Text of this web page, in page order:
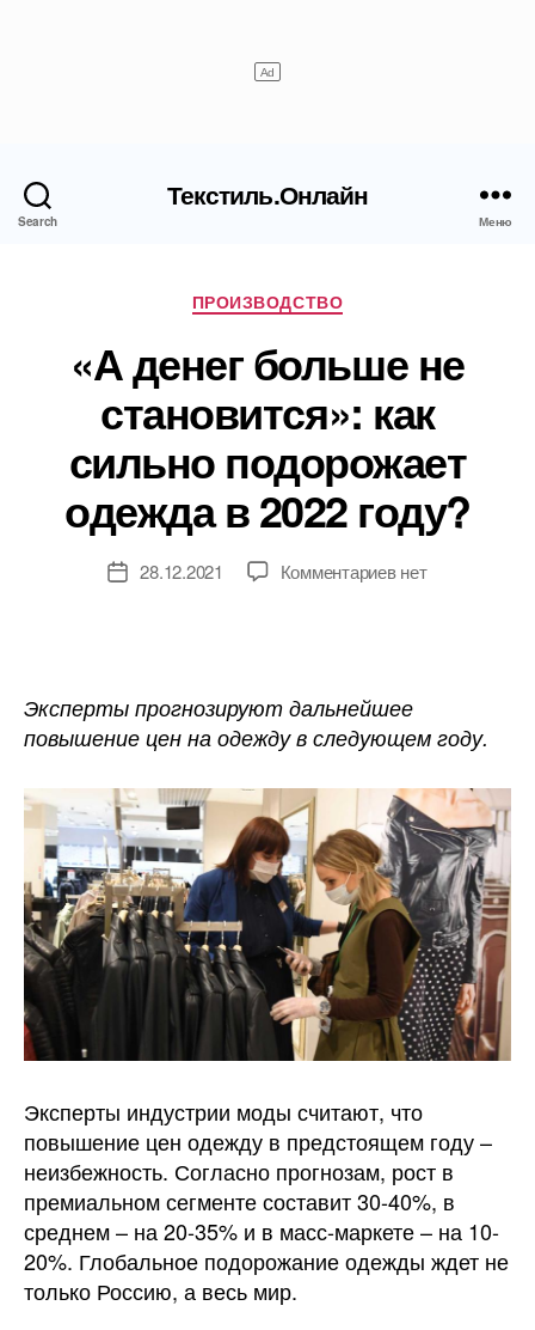
Search
Текстиль.Онлайн
Меню
Рубрики
ПРОИЗВОДСТВО
«А денег больше не
становится»: как
сильно подорожает
одежда в 2022 году?
Дата28.12.2021 Комментариевк
не
становится»:
как
подорожает
одежда
в
2022
году?
нет
Эксперты прогнозируют дальнейшее
повышение цен на одежду в следующем году.
Эксперты индустрии моды считают, что
повышение цен одежду в предстоящем году –
неизбежность. Согласно прогнозам, рост в
премиальном сегменте составит 30-40%, в
среднем – на 20-35% и в масс-маркете – на 10-
20%. Глобальное подорожание одежды ждет не
только Россию, а весь мир.